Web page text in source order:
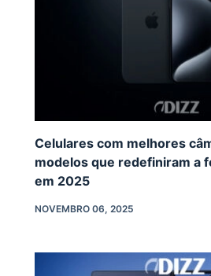
Celulares com melhores
modelos que redefiniram a
em 2025
NOVEMBRO 06, 2025